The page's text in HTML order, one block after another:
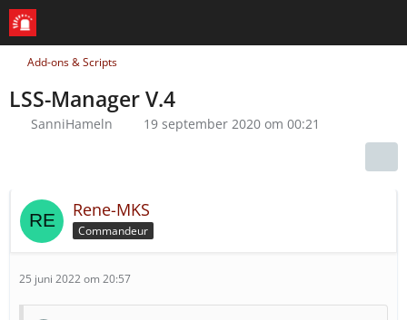
Add-ons & Scripts
LSS-Manager V.4
SanniHameln 19 september 2020 om 00:21
Rene-MKS
Commandeur
25 juni 2022 om 20:57